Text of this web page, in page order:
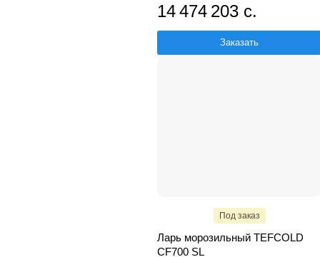
14 474 203 с.
Заказать
Под заказ
Ларь морозильный TEFCOLD
CF700 SL